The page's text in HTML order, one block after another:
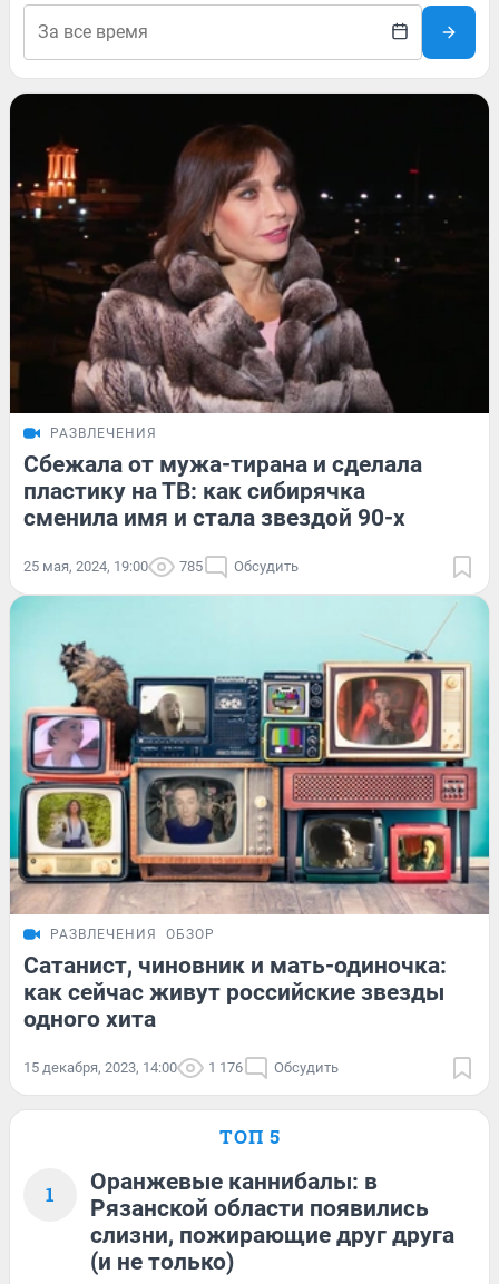
РАЗВЛЕЧЕНИЯ
Сбежала от мужа-тирана и сделала
пластику на ТВ: как сибирячка
сменила имя и стала звездой 90-х
25 мая, 2024, 19:00 785 Обсудить
РАЗВЛЕЧЕНИЯ ОБЗОР
Сатанист, чиновник и мать-одиночка:
как сейчас живут российские звезды
одного хита
15 декабря, 2023, 14:00 1 176 Обсудить
ТОП 5
1
Оранжевые каннибалы: в
Рязанской области появились
слизни, пожирающие друг друга
(и не только)